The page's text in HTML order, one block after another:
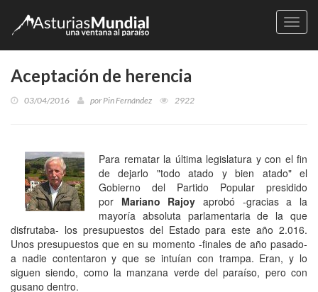
Aceptación de herencia
03/04/2016 porPin Fernández 2922
Para rematar la última legislatura y con el fin
de dejarlo "todo atado y bien atado" el
Gobierno del Partido Popular presidido
por Mariano Rajoy aprobó -gracias a la
mayoría absoluta parlamentaria de la que
disfrutaba- los presupuestos del Estado para este año 2.016.
Unos presupuestos que en su momento -finales de año pasado-
a nadie contentaron y que se intuían con trampa. Eran, y lo
siguen siendo, como la manzana verde del paraíso, pero con
gusano dentro.